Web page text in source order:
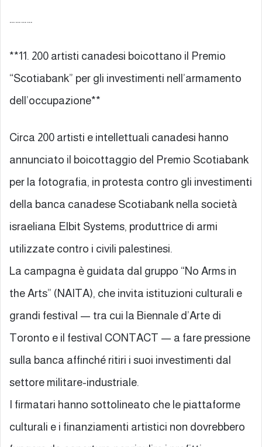
…………
**11. 200 artisti canadesi boicottano il Premio
“Scotiabank” per gli investimenti nell’armamento
dell’occupazione**
Circa 200 artisti e intellettuali canadesi hanno
annunciato il boicottaggio del Premio Scotiabank
per la fotografia, in protesta contro gli investimenti
della banca canadese Scotiabank nella società
israeliana Elbit Systems, produttrice di armi
utilizzate contro i civili palestinesi.
La campagna è guidata dal gruppo “No Arms in
the Arts” (NAITA), che invita istituzioni culturali e
grandi festival — tra cui la Biennale d’Arte di
Toronto e il festival CONTACT — a fare pressione
sulla banca affinché ritiri i suoi investimenti dal
settore militare-industriale.
I firmatari hanno sottolineato che le piattaforme
culturali e i finanziamenti artistici non dovrebbero